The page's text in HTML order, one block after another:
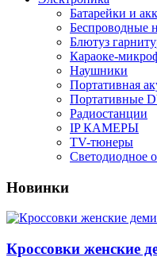
Батарейки и
Беспроводные
Блютуз
Караоке-
Наушники
Портативная
Портативные
Радиостанции
IP КАМЕРЫ
TV-тюнеры
Светодиодное
Новинки
Кроссовки женские